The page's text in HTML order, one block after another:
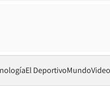
El DeportivoMundo